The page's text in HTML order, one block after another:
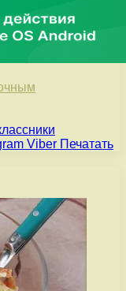
Viber Печатать